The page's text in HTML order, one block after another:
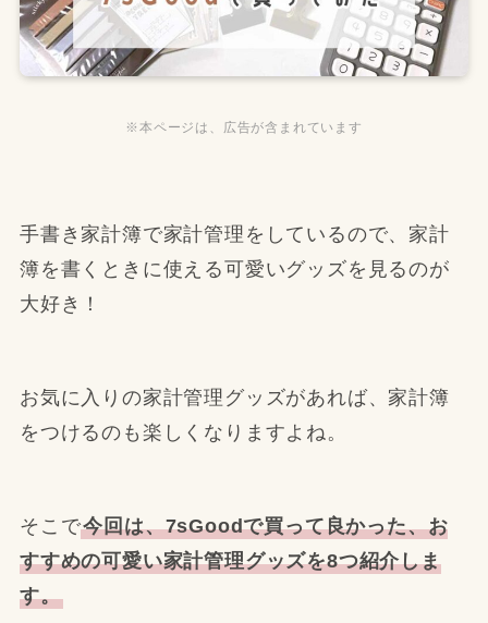
※本ページは、広告が含まれています
手書き家計簿で家計管理をしているので、家計
簿を書くときに使える可愛いグッズを見るのが
大好き！
お気に入りの家計管理グッズがあれば、家計簿
をつけるのも楽しくなりますよね。
そこで今回は、7sGoodで買って良かった、お
すすめの可愛い家計管理グッズを8つ紹介しま
す。